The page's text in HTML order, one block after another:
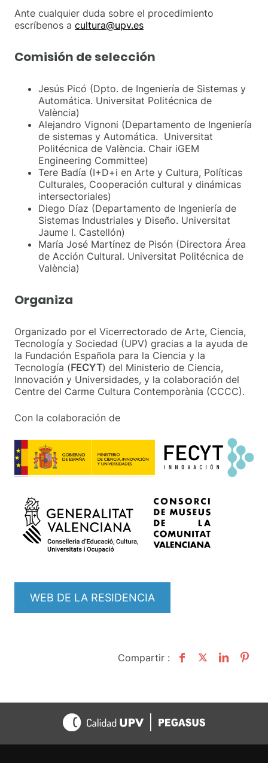
Ante cualquier duda sobre el procedimiento
escríbenos a cultura@upv.es
Comisión de selección
Jesús Picó (Dpto. de Ingeniería de Sistemas y
Automática. Universitat Politécnica de
València)
Alejandro Vignoni (Departamento de Ingeniería
de sistemas y Automática. Universitat
Politécnica de València. Chair iGEM
Engineering Committee)
Tere Badía (I+D+i en Arte y Cultura, Políticas
Culturales, Cooperación cultural y dinámicas
intersectoriales)
Diego Díaz (Departamento de Ingeniería de
Sistemas Industriales y Diseño. Universitat
Jaume I. Castellón)
María José Martínez de Pisón (Directora Área
de Acción Cultural. Universitat Politécnica de
València)
Organiza
Organizado por el Vicerrectorado de Arte, Ciencia,
Tecnología y Sociedad (UPV) gracias a la ayuda de
la Fundación Española para la Ciencia y la
Tecnología (FECYT) del Ministerio de Ciencia,
Innovación y Universidades, y la colaboración del
Centre del Carme Cultura Contemporània (CCCC).
Con la colaboración de
WEB DE LA RESIDENCIA
Compartir :